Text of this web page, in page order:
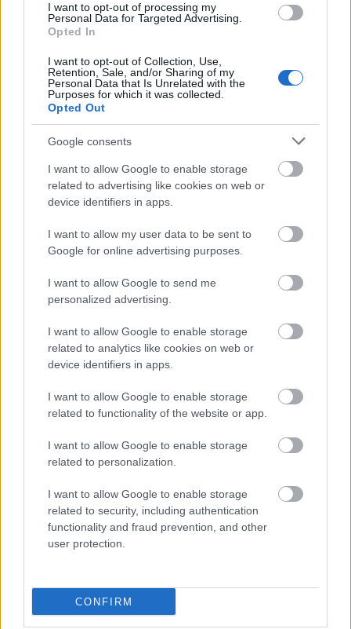
I want to opt-out of processing my
Personal Data for Targeted Advertising.
Opted In
I want to opt-out of Collection, Use,
Retention, Sale, and/or Sharing of my
Personal Data that Is Unrelated with the
Purposes for which it was collected.
Opted Out
Google consents
I want to allow Google to enable storage
related to advertising like cookies on web or
device identifiers in apps.
I want to allow my user data to be sent to
Google for online advertising purposes.
I want to allow Google to send me
personalized advertising.
I want to allow Google to enable storage
related to analytics like cookies on web or
device identifiers in apps.
I want to allow Google to enable storage
related to functionality of the website or app.
I want to allow Google to enable storage
related to personalization.
I want to allow Google to enable storage
related to security, including authentication
functionality and fraud prevention, and other
user protection.
CONFIRM
via GIPHY
Olvasónk és a másfél éves Nikonja egy jótállási
hibát, majd a második körben ...
Mindent bírt a Huawei búvártok,
csak a búvárkodást nem
Homár Rezső• 2020. március 10.